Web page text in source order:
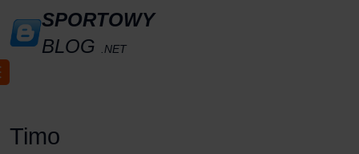
SPORTOWY
BLOG
.NET
Timo